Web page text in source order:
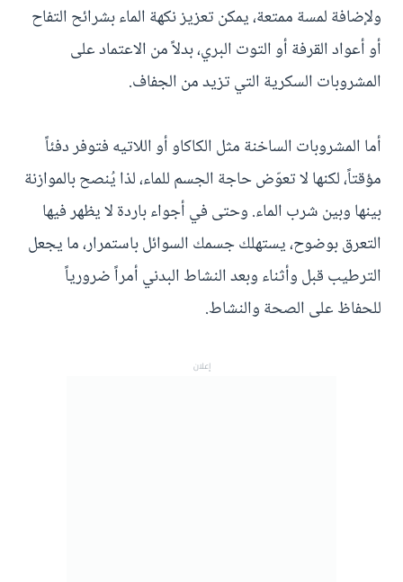
ولإضافة لمسة ممتعة، يمكن تعزيز نكهة الماء بشرائح التفاح
أو أعواد القرفة أو التوت البري، بدلاً من الاعتماد على
المشروبات السكرية التي تزيد من الجفاف.
أما المشروبات الساخنة مثل الكاكاو أو اللاتيه فتوفر دفئاً
مؤقتاً، لكنها لا تعوّض حاجة الجسم للماء، لذا يُنصح بالموازنة
بينها وبين شرب الماء. وحتى في أجواء باردة لا يظهر فيها
التعرق بوضوح، يستهلك جسمك السوائل باستمرار، ما يجعل
الترطيب قبل وأثناء وبعد النشاط البدني أمراً ضرورياً
للحفاظ على الصحة والنشاط.
إعلان